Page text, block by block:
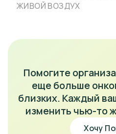
ЖИВОЙ ВОЗДУХ
Помогите
еще больше
близких. Каждый
изменить чью-то
Хочу